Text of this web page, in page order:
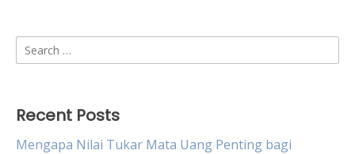
Search
for:
Recent Posts
Mengapa Nilai Tukar Mata Uang Penting bagi